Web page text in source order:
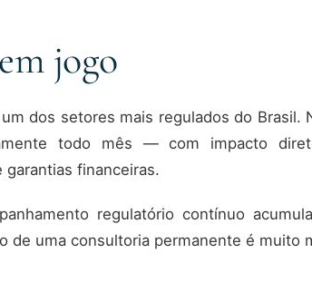
jogo
dos setores mais regulados do Brasil.
todo mês — com impacto
garantias financeiras.
regulatório contínuo
de uma consultoria permanente é muito